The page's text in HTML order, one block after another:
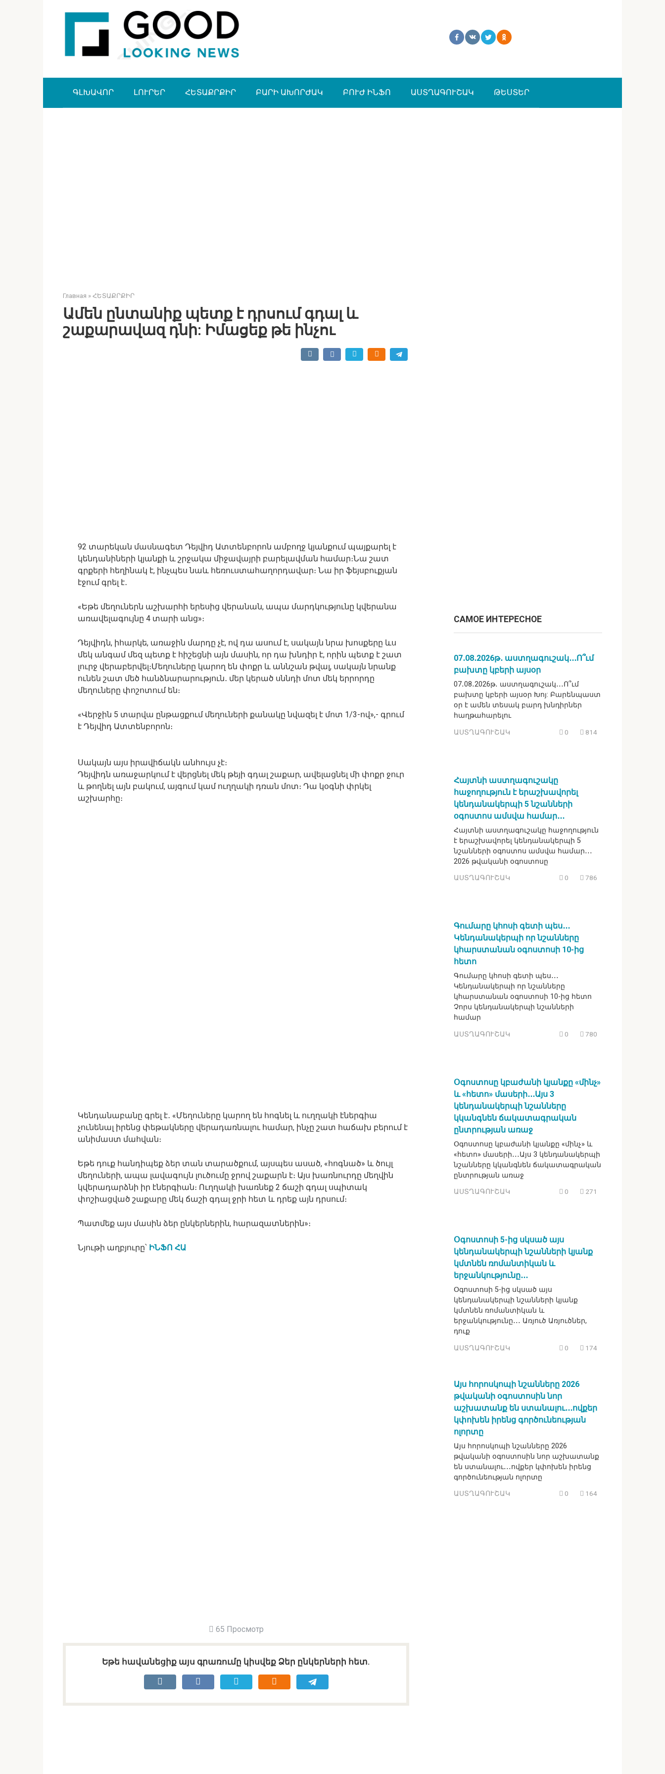
ԳԼԽԱՎՈՐ ԼՈՒՐԵՐ ՀԵՏԱՔՐՔԻՐ ԲԱՐԻ ԱԽՈՐԺԱԿ ԲՈՒԺ ԻՆՖՈ ԱՍՏՂԱԳՈՒՇԱԿ ԹԵՍՏԵՐ
Главная » ՀԵՏԱՔՐՔԻՐ
Ամեն ընտանիք պետք է դրսում գդալ և
շաքարավազ դնի: Իմացեք թե ինչու
92 տարեկան մասնագետ Դեյվիդ Ատտենբորոն ամբողջ կյանքում պայքարել է
կենդանիների կյանքի և շրջակա միջավայրի բարելավման համար։Նա շատ
գրքերի հեղինակ է, ինչպես նաև հեռուստահաղորդավար։ Նա իր ֆեյսբուքյան
էջում գրել է․
«Եթե մեղուներն աշխարհի երեսից վերանան, ապա մարդկությունը կվերանա
առավելագույնը 4 տարի անց»։
Դեյվիդն, իհարկե, առաջին մարդը չէ, ով դա ասում է, սակայն նրա խոսքերը ևս
մեկ անգամ մեզ պետք է հիշեցնի այն մասին, որ դա խնդիր է, որին պետք է շատ
լուրջ վերաբերվել։Մեղուները կարող են փոքր և աննշան թվալ, սակայն նրանք
ունեն շատ մեծ հանձնարարություն․ մեր կերած սննդի մոտ մեկ երրորդը
մեղուները փոշոտում են։
«Վերջին 5 տարվա ընթացքում մեղուների քանակը նվազել է մոտ 1/3-ով»,- գրում
է Դեյվիդ Ատտենբորոն։
Սակայն այս իրավիճակն անհույս չէ։
Դեյվիդն առաջարկում է վերցնել մեկ թեյի գդալ շաքար, ավելացնել մի փոքր ջուր
և թողնել այն բակում, այգում կամ ուղղակի դռան մոտ։ Դա կօգնի փրկել
աշխարհը։
Կենդանաբանը գրել է․ «Մեղուները կարող են հոգնել և ուղղակի էներգիա
չունենալ իրենց փեթակները վերադառնալու համար, ինչը շատ հաճախ բերում է
անիմաստ մահվան։
Եթե դուք հանդիպեք ձեր տան տարածքում, այսպես ասած, «հոգնած» և ծույլ
մեղուների, ապա լավագույն լուծումը ջրով շաքարն է։ Այս խառնուրդը մեղվին
կվերադարձնի իր էներգիան։ Ուղղակի խառնեք 2 ճաշի գդալ սպիտակ
փոշիացված շաքարը մեկ ճաշի գդալ ջրի հետ և դրեք այն դրսում։
Պատմեք այս մասին ձեր ընկերներին, հարազատներին»։
Նյութի աղբյուրը՝ ԻՆՖՈ ՀԱ
65 Просмотр
Եթե հավանեցիք այս գրառումը կիսվեք Ձեր ընկերների հետ.
САМОЕ ИНТЕРЕСНОЕ
07․08․2026թ․ աստղագուշակ․․․Ո՞ւմ
բախտը կբերի այսօր
07․08․2026թ․ աստղագուշակ․․․Ո՞ւմ
բախտը կբերի այսօր Խոյ: Բարենպաստ
օր է ամեն տեսակ բարդ խնդիրներ
հաղթահարելու
ԱՍՏՂԱԳՈՒՇԱԿ 0 814
Հայտնի աստղագուշակը
հաջողություն է երաշխավորել
կենդանակերպի 5 նշանների
օգոստոս ամսվա համար․․․
Հայտնի աստղագուշակը հաջողություն
է երաշխավորել կենդանակերպի 5
նշանների օգոստոս ամսվա համար․․․
2026 թվականի օգոստոսը
ԱՍՏՂԱԳՈՒՇԱԿ 0 786
Գումարը կհոսի գետի պես․․․
Կենդանակերպի որ նշանները
կհարստանան օգոստոսի 10-ից
հետո
Գումարը կհոսի գետի պես․․․
Կենդանակերպի որ նշանները
կհարստանան օգոստոսի 10-ից հետո
Չորս կենդանակերպի նշանների
համար
ԱՍՏՂԱԳՈՒՇԱԿ 0 780
Օգոստոսը կբաժանի կյանքը «մինչ»
և «հետո» մասերի․․․Այս 3
կենդանակերպի նշանները
կկանգնեն ճակատագրական
ընտրության առաջ
Օգոստոսը կբաժանի կյանքը «մինչ» և
«հետո» մասերի․․․Այս 3 կենդանակերպի
նշանները կկանգնեն ճակատագրական
ընտրության առաջ
ԱՍՏՂԱԳՈՒՇԱԿ 0 271
Օգոստոսի 5-ից սկսած այս
կենդանակերպի նշանների կյանք
կմտնեն ռոմանտիկան և
երջանկությունը․․․
Օգոստոսի 5-ից սկսած այս
կենդանակերպի նշանների կյանք
կմտնեն ռոմանտիկան և
երջանկությունը․․․ Առյուծ Առյուծներ,
դուք
ԱՍՏՂԱԳՈՒՇԱԿ 0 174
Այս հորոսկոպի նշանները 2026
թվականի օգոստոսին նոր
աշխատանք են ստանալու․․․ովքեր
կփոխեն իրենց գործունեության
ոլորտը
Այս հորոսկոպի նշանները 2026
թվականի օգոստոսին նոր աշխատանք
են ստանալու․․․ովքեր կփոխեն իրենց
գործունեության ոլորտը
ԱՍՏՂԱԳՈՒՇԱԿ 0 164